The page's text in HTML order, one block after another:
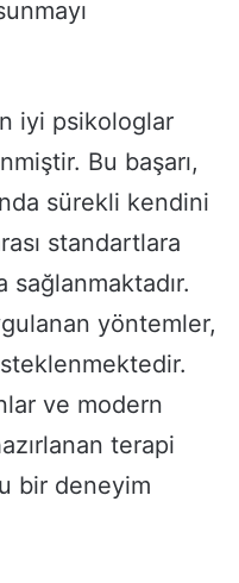
iyi psikologlar
Bu başarı,
sürekli kendini
standartlara
sağlanmaktadır.
yöntemler,
ve modern
terapi
bir deneyim